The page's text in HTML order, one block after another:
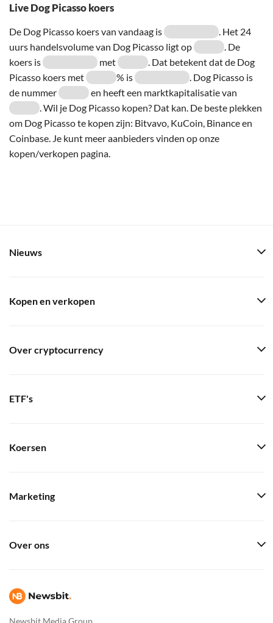
Live Dog Picasso koers
De Dog Picasso koers van vandaag is
. Het 24
uurs handelsvolume van Dog Picasso ligt op
. De
koers is
met
. Dat betekent dat de Dog
Picasso koers met
% is
. Dog Picasso is
de nummer
en heeft een marktkapitalisatie van
. Wil je Dog Picasso kopen? Dat kan. De beste plekken
om Dog Picasso te kopen zijn: Bitvavo, KuCoin, Binance en
Coinbase. Je kunt meer aanbieders vinden op onze
kopen/verkopen pagina.
Newsbit Media Group
Nieuws
Kopen en verkopen
Over cryptocurrency
ETF's
Koersen
Marketing
Over ons